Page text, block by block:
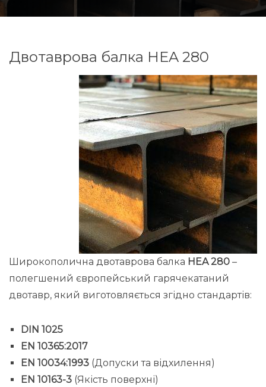
Двотаврова балка HEA 280
Широкополична двотаврова балка HEA 280 –
полегшений європейський гарячекатаний
двотавр, який виготовляється згідно стандартів:
DIN 1025
EN 10365:2017
EN 10034:1993 (Допуски та відхилення)
EN 10163-3 (Якість поверхні)